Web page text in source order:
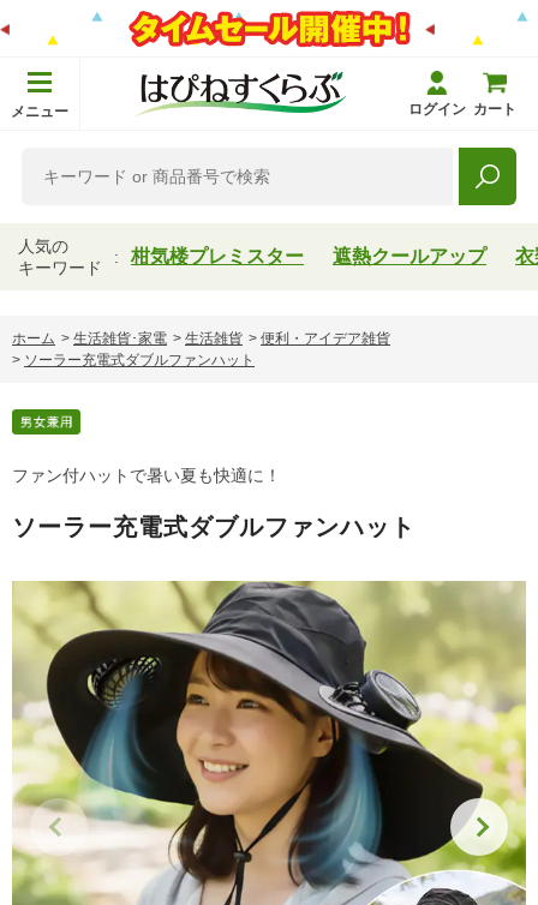
メニュー ログイン カート
人気の
キーワード
柑気楼プレミスター 遮熱クールアップ 衣
ホーム > 生活雑貨･家電 > 生活雑貨 > 便利・アイデア雑貨
> ソーラー充電式ダブルファンハット
ファン付ハットで暑い夏も快適に！
ソーラー充電式ダブルファンハット